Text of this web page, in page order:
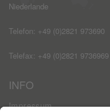
Niederlande
Telefon: +49 (0)2821 973690
Telefax: +49 (0)2821 9736969
INFO
Impressum